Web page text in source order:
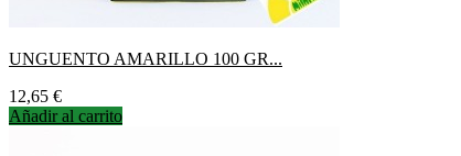
UNGUENTO AMARILLO 100 GR...
Precio
12,65 €
Añadir al carrito